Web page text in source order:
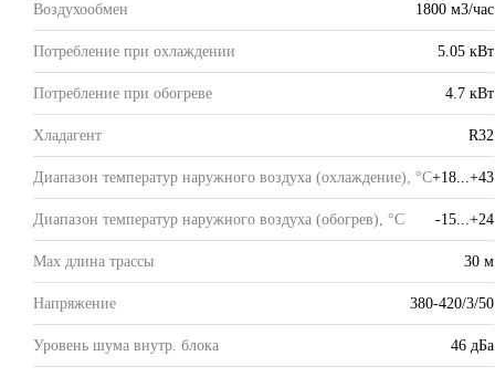
Воздухообмен 1800 м3/час
Потребление при охлаждении 5.05 кВт
Потребление при обогреве 4.7 кВт
Хладагент R32
Диапазон температур наружного воздуха (охлаждение), °C+18...+43
Диапазон температур наружного воздуха (обогрев), °C -15...+24
Max длина трассы 30 м
Напряжение 380-420/3/50
Уровень шума внутр. блока 46 дБа